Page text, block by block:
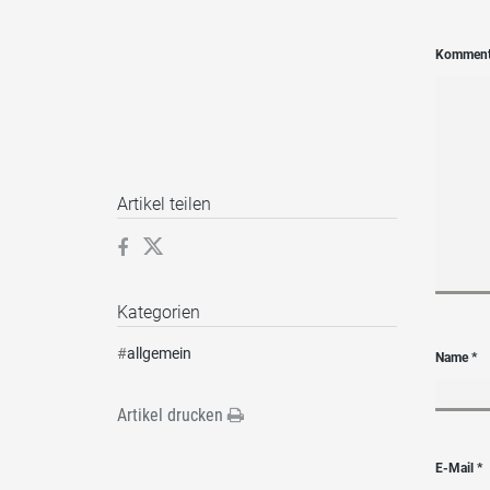
Name*
E-Mail*
Artikel teilen
Kategorien
#allgemein
Artikel drucken